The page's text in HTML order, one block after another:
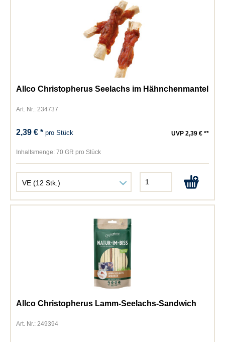
Allco Christopherus Seelachs im Hähnchenmantel
Art. Nr.: 234737
2,39 € *pro Stück UVP 2,39 € **
Inhaltsmenge: 70 GR pro Stück
Allco Christopherus Lamm-Seelachs-Sandwich
Art. Nr.: 249394